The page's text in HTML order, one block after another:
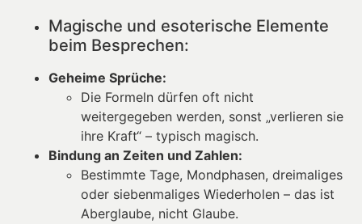
Magische und esoterische Elemente
beim Besprechen:
Geheime Sprüche:
Die Formeln dürfen oft nicht
weitergegeben werden, sonst „verlieren sie
ihre Kraft“ – typisch magisch.
Bindung an Zeiten und Zahlen:
Bestimmte Tage, Mondphasen, dreimaliges
oder siebenmaliges Wiederholen – das ist
Aberglaube, nicht Glaube.